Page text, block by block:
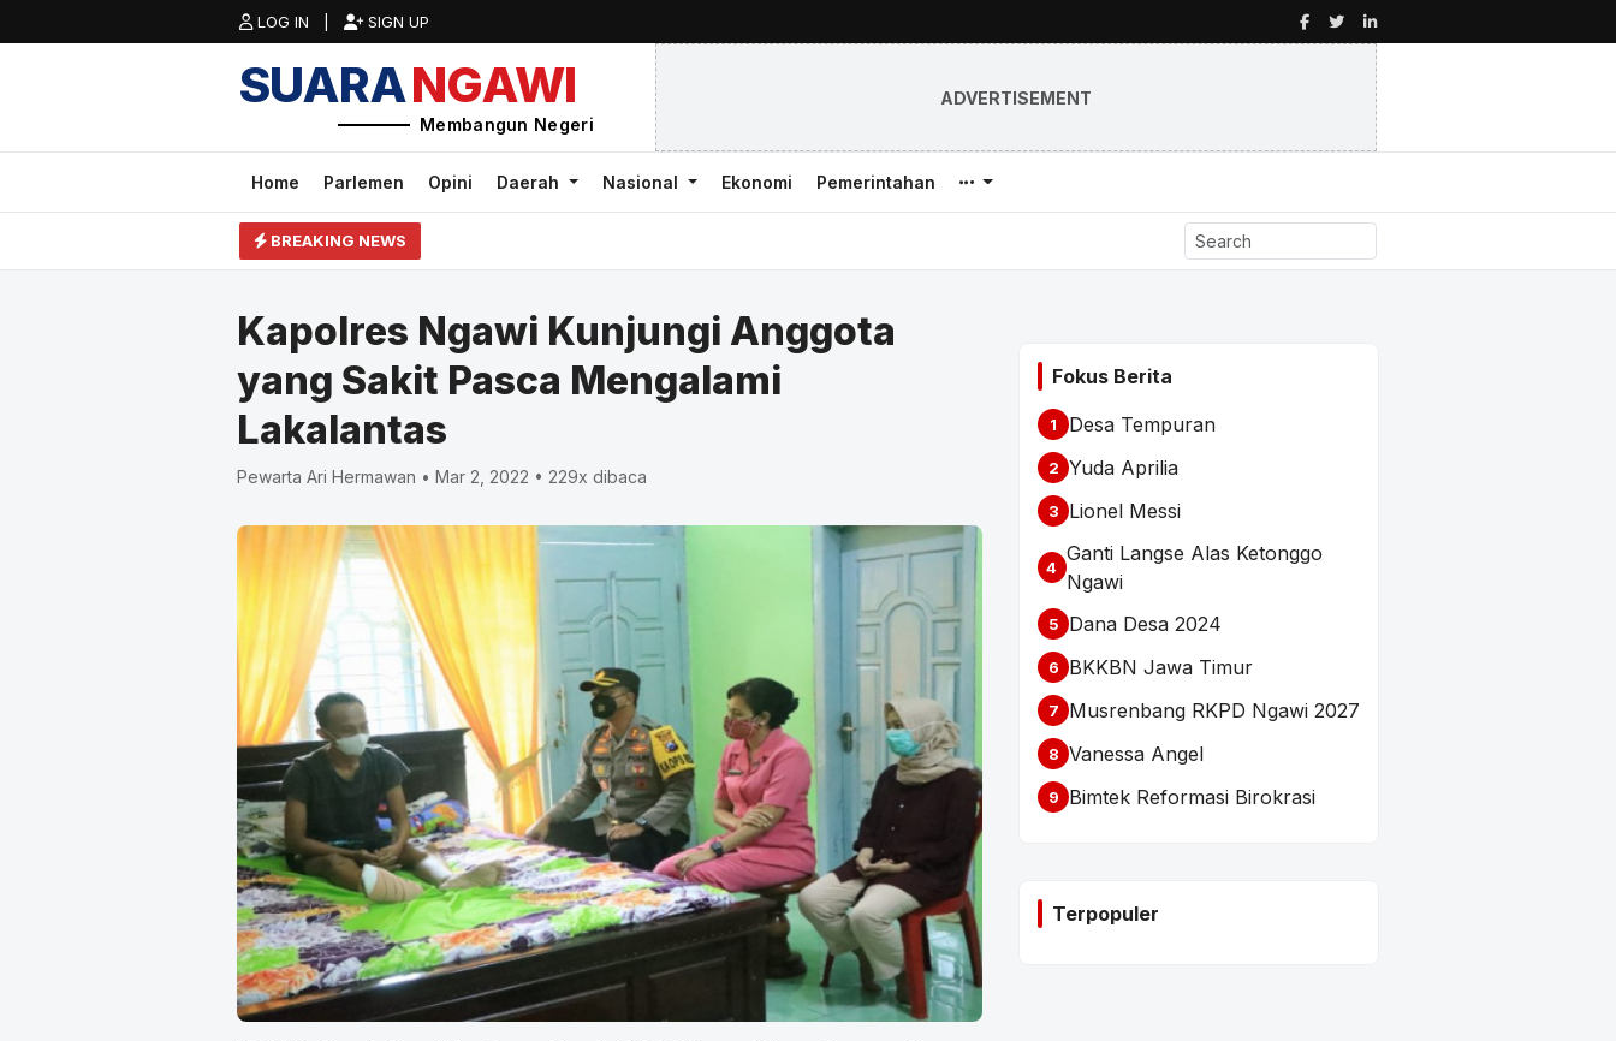
LOG IN | SIGN UP
SUARANGAWI
Membangun Negeri
ADVERTISEMENT
Home Parlemen Opini Daerah Nasional Ekonomi Pemerintahan
BREAKING NEWS
Kapolres Ngawi Kunjungi Anggota
yang Sakit Pasca Mengalami
Lakalantas
Pewarta Ari Hermawan • Mar 2, 2022 • 229x dibaca
Fokus Berita
1 Desa Tempuran
2 Yuda Aprilia
3 Lionel Messi
4
Ganti Langse Alas Ketonggo
Ngawi
5 Dana Desa 2024
6 BKKBN Jawa Timur
7 Musrenbang RKPD Ngawi 2027
8 Vanessa Angel
9 Bimtek Reformasi Birokrasi
Terpopuler